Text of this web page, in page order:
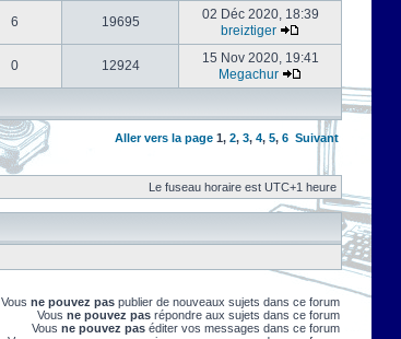
6 19695
02 Déc 2020, 18:39
breiztiger
0 12924
15 Nov 2020, 19:41
Megachur
Aller vers la page 1, 2, 3, 4, 5, 6 Suivant
Le fuseau horaire est UTC+1 heure
Vous ne pouvez pas publier de nouveaux sujets dans ce forum
Vous ne pouvez pas répondre aux sujets dans ce forum
Vous ne pouvez pas éditer vos messages dans ce forum